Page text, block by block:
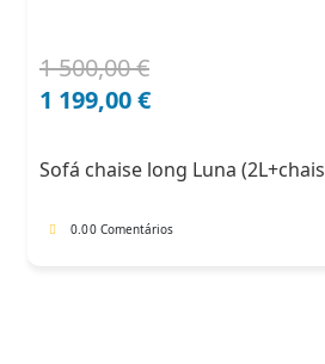
1 500,00€
O
preço
1
1 199,00€
O
preço
1
Sofá chaise long Luna
0.00 Comentários